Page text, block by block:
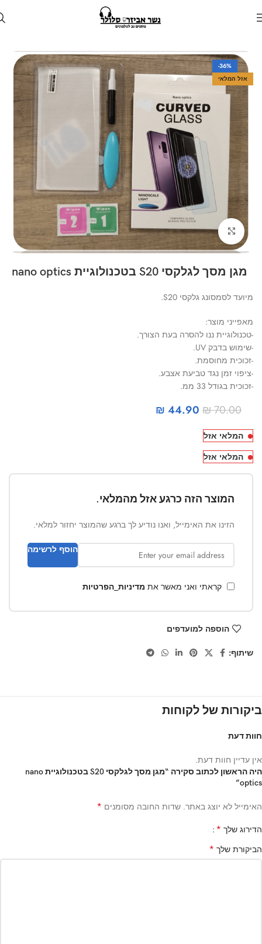
מגנים למכשירי סמסונג
-36%
אזל המלאי
Click to enlarge
מגן מסך לגלקסי S20 בטכנולוגיית nano optics
מיועד לסמסונג גלקסי S20.
מאפייני מוצר:
-טכנולוגיית ננו להסרה בעת הצורך.
-שימוש בדבק UV.
-זכוכית מחוסמת.
-ציפוי זמן נגד טביעת אצבע.
-זכוכית בגודל 33 ממ.
₪70.00
₪ 44.90
המלאי אזל
המלאי אזל
המוצר הזה כרגע אזל מהמלאי.
הזינו את האימייל, ואנו נודיע לך ברגע שהמוצר יחזור למלאי.
הוסף לרשימה
קראתי ואני מאשר את מדיניות_הפרטיות
הוספה למועדפים
שיתוף:
ביקורות של לקוחות
חוות דעת
אין עדיין חוות דעת.
היה הראשון לכתוב סקירה “מגן מסך לגלקסי S20 בטכנולוגיית nano
optics”
האימייל לא יוצג באתר. שדות החובה מסומנים *
הדירוג שלך *
הביקורת שלך *